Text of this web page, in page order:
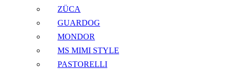
ZÜCA
GUARDOG
MONDOR
MS MIMI STYLE
PASTORELLI